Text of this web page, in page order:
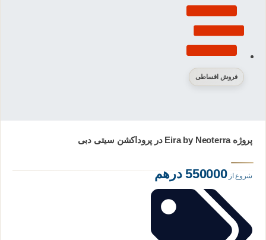
پروژه Eira by Neoterra در پروداکشن سیتی دبی
فروش اقساطی
شروع از 550000 درهم